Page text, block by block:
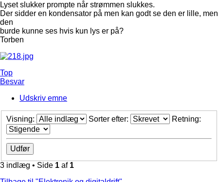
Lyset slukker prompte når strømmen slukkes.
Der sidder en kondensator på men kan godt se den er lille, men
den
burde kunne ses hvis kun lys er på?
Torben
Top
Besvar
Udskriv emne
Visning: Sorter efter: Retning:
3 indlæg • Side 1 af 1